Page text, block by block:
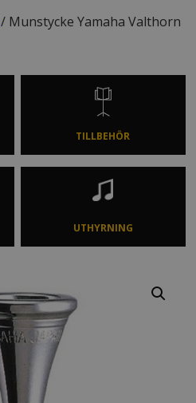
/ Munstycke Yamaha Valthorn
TILLBEHÖR
UTHYRNING